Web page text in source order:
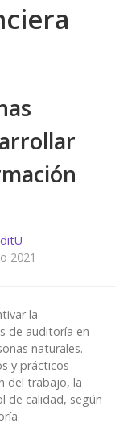
2021
la
de auditoría en
naturales.
y prácticos
del trabajo, la
de calidad, según